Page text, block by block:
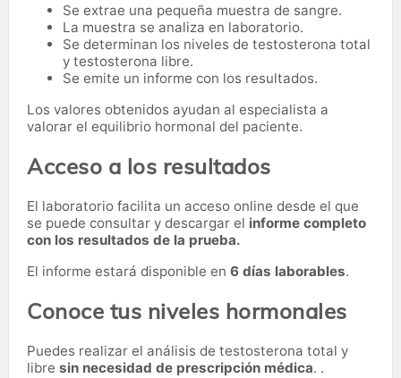
Se extrae una pequeña muestra de sangre.
La muestra se analiza en laboratorio.
Se determinan los niveles de testosterona total
y testosterona libre.
Se emite un informe con los resultados.
Los valores obtenidos ayudan al especialista a
valorar el equilibrio hormonal del paciente.
Acceso a los resultados
El laboratorio facilita un acceso online desde el que
se puede consultar y descargar el informe completo
con los resultados de la prueba.
El informe estará disponible en 6 días laborables.
Conoce tus niveles hormonales
Puedes realizar el análisis de testosterona total y
libre sin necesidad de prescripción médica. .